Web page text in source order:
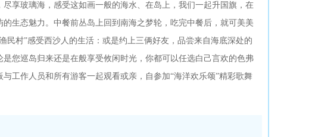
享玻璃海，感受这如画一般的海水、在岛上，我们一起升国旗，在
生态魅力。中餐前丛岛上回到南海之梦轮，吃完中餐后，就可美美
村”感受西沙人的生活：或是约上三俩好友，品尝来自海底深处的
您巡岛归来还是在般享受攸闲时光，你都可以任选白己言欢的色弗
工作人员和所有游客一起观看或亲，自参加“海洋欢乐颂”精彩歌舞